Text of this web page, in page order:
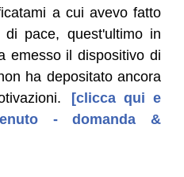
a cui avevo fatto
pace, quest'ultimo in
emesso il dispositivo di
ha depositato ancora
[clicca qui e
- domanda &